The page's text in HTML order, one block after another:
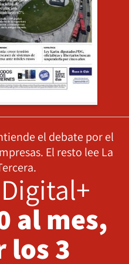
el debate por el
El resto lee La
al mes,
los 3